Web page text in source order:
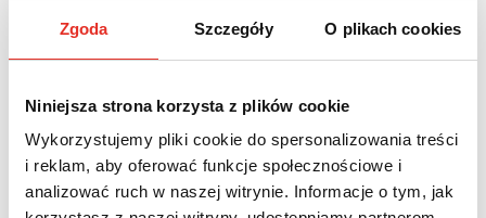
Zgoda Szczegóły O plikach cookies
Niniejsza strona korzysta z plików cookie
Wykorzystujemy pliki cookie do spersonalizowania treści
i reklam, aby oferować funkcje społecznościowe i
analizować ruch w naszej witrynie. Informacje o tym, jak
Paliwo:
Leasing netto od:
1 472 zł
1 811 zł brutto / msc.
Cena brutto:
115 940 zł